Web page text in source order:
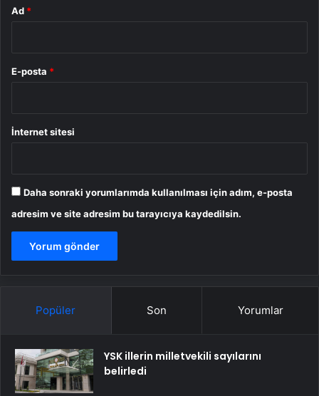
Ad *
E-posta *
İnternet sitesi
Daha sonraki yorumlarımda kullanılması için adım, e-posta
adresim ve site adresim bu tarayıcıya kaydedilsin.
Popüler Son Yorumlar
YSK illerin milletvekili sayılarını
belirledi